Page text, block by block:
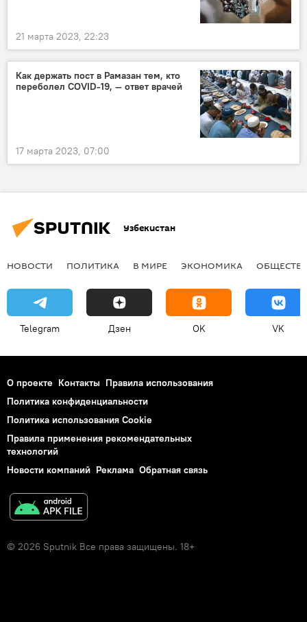
21 марта 2023, 22:23
Как держать пост в Рамазан тем, кто
переболел COVID-19, — ответ врачей
17 марта 2023, 07:00
Узбекистан
НОВОСТИ ПОЛИТИКА В МИРЕ ЭКОНОМИКА
Telegram Дзен OK VK
О проекте Контакты Правила использования
Политика конфиденциальности
Политика использования Cookie
Правила применения рекомендательных
технологий
Новости компаний Реклама Обратная связь
© 2026 Sputnik Все права защищены. 18+